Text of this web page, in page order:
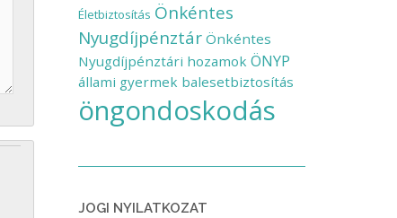
Életbiztosítás Önkéntes
Nyugdíjpénztár Önkéntes
Nyugdíjpénztári hozamok ÖNYP
állami gyermek balesetbiztosítás
öngondoskodás
JOGI NYILATKOZAT